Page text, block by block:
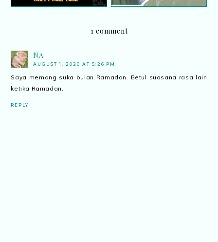
1 comment
NA
AUGUST 1, 2020 AT 5:26 PM
Saya memang suka bulan Ramadan. Betul suasana rasa lain
ketika Ramadan.
REPLY